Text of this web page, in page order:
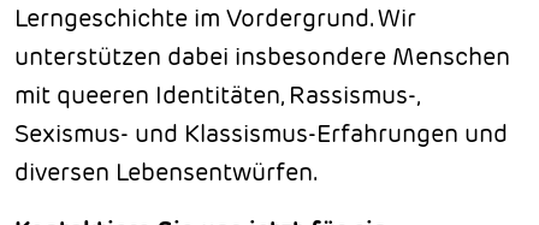
Lerngeschichte im Vordergrund. Wir
unterstützen dabei insbesondere Menschen
mit queeren Identitäten, Rassismus-,
Sexismus- und Klassismus-Erfahrungen und
diversen Lebensentwürfen.